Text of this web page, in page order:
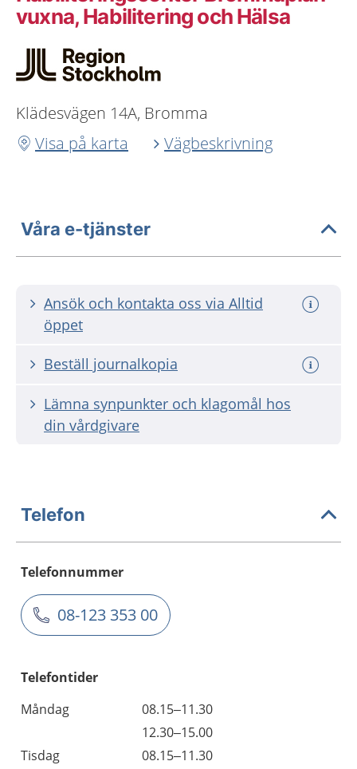
vuxna, Habilitering och Hälsa
Klädesvägen 14A, Bromma
Visa på karta
Vägbeskrivning
Våra e-tjänster
Ansök och kontakta oss via Alltid
öppet
Beställ journalkopia
Lämna synpunkter och klagomål hos
din vårdgivare
Telefon
Telefonnummer
08-123 353 00
Telefontider
Måndag
08.15–11.30
12.30–15.00
Tisdag
08.15–11.30